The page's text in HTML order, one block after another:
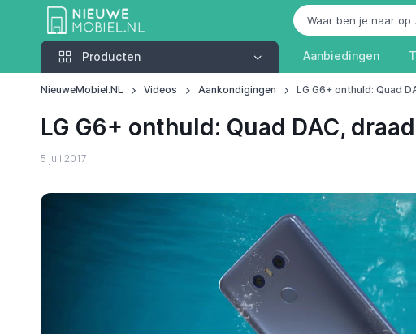
Producten
Producten Aanbiedingen
NieuweMobiel.NL Videos Aankondigingen LG G6+ onthuld: Quad
LG G6+ onthuld: Quad DAC,
5 juli 2017